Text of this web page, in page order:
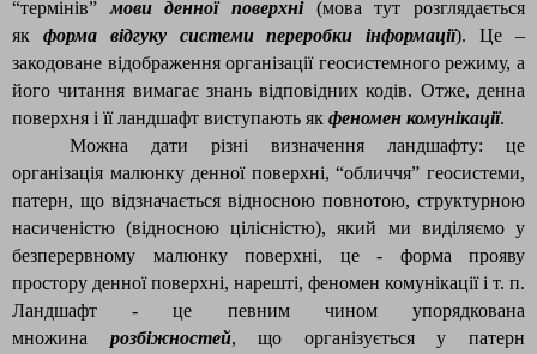
“термінів”мови денної поверхні (мова тут розглядається
як форма відгуку системи переробки інформації). Це –
закодоване відображення організації геосистемного режиму, а
його читання вимагає знань відповідних кодів. Отже, денна
поверхня і її ландшафт виступають як феномен комунікації.
Можна дати різні визначення ландшафту: це
організація малюнку денної поверхні, “обличчя” геосистеми,
патерн, що відзначається відносною повнотою, структурною
насиченістю (відносною цілісністю), який ми виділяємо у
безперервному малюнку поверхні, це - форма прояву
простору денної поверхні, нарешті, феномен комунікації і т. п.
Ландшафт - це певним чином упорядкована
множина розбіжностей, що організується у патерн